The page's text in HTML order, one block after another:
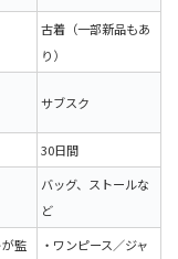
古着（一部新品もあ
り）
サブスク
30日間
バッグ、ストールな
ど
が監
・ワンピース／ジャ